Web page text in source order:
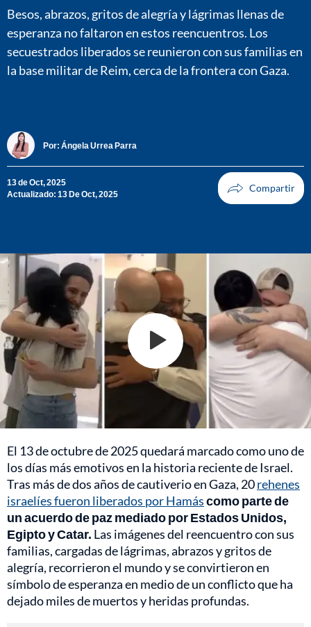
Besos, abrazos, gritos de alegría y lágrimas llenas de
esperanza no faltaron en estos reencuentros. Los
secuestrados liberados se reunieron con sus familias en
la base militar de Reim, cerca de la frontera con Gaza.
Por: Ángela Urrea Parra
13 de Oct, 2025
Actualizado: 13 De Oct, 2025
El 13 de octubre de 2025 quedará marcado como uno de
los días más emotivos en la historia reciente de Israel.
Tras más de dos años de cautiverio en Gaza, 20rehenes
israelíes fueron liberados por Hamáscomo parte de
un acuerdo de paz mediado por Estados Unidos,
Egipto y Catar. Las imágenes del reencuentro con sus
familias, cargadas de lágrimas, abrazos y gritos de
alegría, recorrieron el mundo y se convirtieron en
símbolo de esperanza en medio de un conflicto que ha
dejado miles de muertos y heridas profundas.